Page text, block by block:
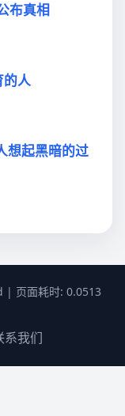
布真相
的人
想起黑暗的过
页面耗时: 0.0513
系我们